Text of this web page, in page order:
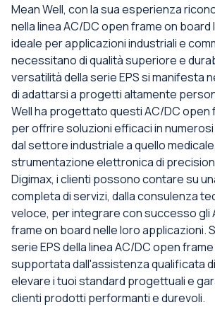
Mean Well, con la sua esperienza
nella linea AC/DC open frame on board
ideale per applicazioni industriali e
necessitano di qualità superiore e
versatilità della serie EPS si manifesta
di adattarsi a progetti altamente
Well ha progettato questi AC/DC open
per offrire soluzioni efficaci in
dal settore industriale a quello
strumentazione elettronica di
Digimax, i clienti possono contare su
completa di servizi, dalla consulenza
veloce, per integrare con successo gli
frame on board nelle loro applicazioni.
serie EPS della linea AC/DC open
supportata dall'assistenza qualificata
elevare i tuoi standard progettuali e
clienti prodotti performanti e durevoli.